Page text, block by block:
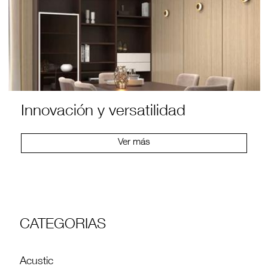
Innovación y versatilidad
Ver más
CATEGORIAS
Acustic